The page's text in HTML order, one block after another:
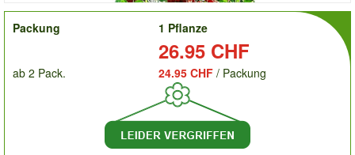
order
Packung
1 Pflanze
26.95 CHF
ab 2 Pack. 24.95 CHF / Packung